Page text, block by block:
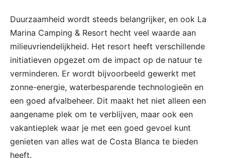
Duurzaamheid wordt steeds belangrijker, en ook La
Marina Camping & Resort hecht veel waarde aan
milieuvriendelijkheid. Het resort heeft verschillende
initiatieven opgezet om de impact op de natuur te
verminderen. Er wordt bijvoorbeeld gewerkt met
zonne-energie, waterbesparende technologieën en
een goed afvalbeheer. Dit maakt het niet alleen een
aangename plek om te verblijven, maar ook een
vakantieplek waar je met een goed gevoel kunt
genieten van alles wat de Costa Blanca te bieden
heeft.